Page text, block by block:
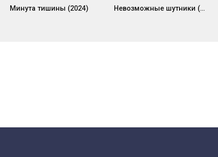
Минута тишины (2024) Невозможные шутники (2020)